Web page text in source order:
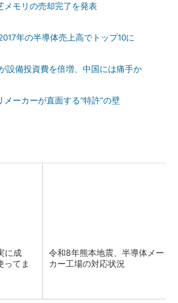
メモリの売却完了を発表
年の半導体売上高でトップ10に
設備投資費を倍増、中国には痛手か
メーカーが直面する“特許”の壁
に成
ってま
令和8年熊本地震、半導体メー
カー工場の対応状況